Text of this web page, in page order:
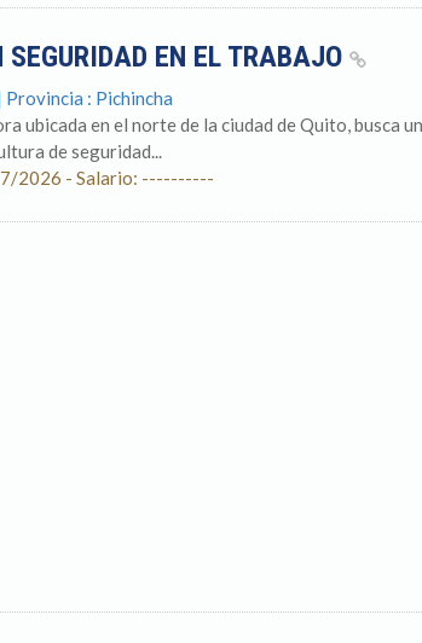
SEGURIDAD EN EL TRABAJO
: Pichincha
ubicada en el norte de la ciudad de Quito, busca
de seguridad...
2026 - Salario: ----------